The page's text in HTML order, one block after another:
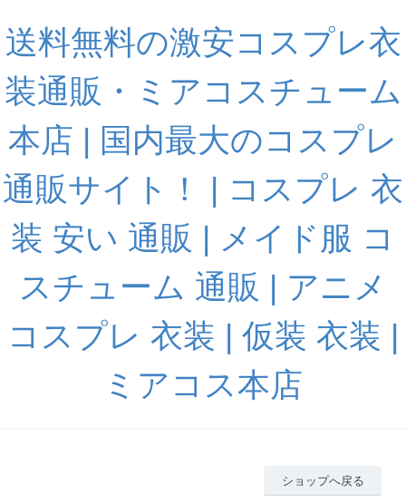
送料無料の激安コスプレ衣
装通販・ミアコスチューム
本店 | 国内最大のコスプレ
通販サイト！ | コスプレ 衣
装 安い 通販 | メイド服 コ
スチューム 通販 | アニメ
コスプレ 衣装 | 仮装 衣装 |
ミアコス本店
ショップへ戻る